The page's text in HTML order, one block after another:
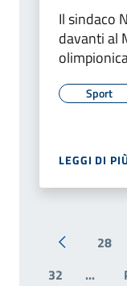
Il sindaco
davanti al
Sport
LEGGI DI
Pagina28
32
...